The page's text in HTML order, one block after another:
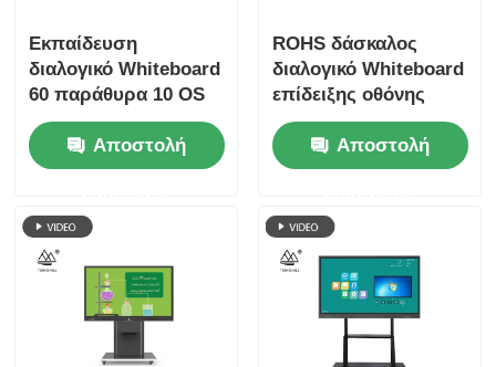
Εκπαίδευση
διαλογικό Whiteboard
60 παράθυρα 10 OS
CNAS οργάνων
ελέγχου οθονών
επαφής ίντσας
Αποστολή
ROHS δάσκαλος
διαλογικό Whiteboard
επίδειξης οθόνης
αφής 65 ίντσας
Αποστολή